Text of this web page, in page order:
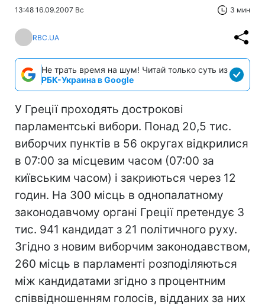
13:48 16.09.2007 Вс 3 мин
RBC.UA
Не трать время на шум! Читай только суть из
РБК-Украина в Google
У Греції проходять дострокові
парламентські вибори. Понад 20,5 тис.
виборчих пунктів в 56 округах відкрилися
в 07:00 за місцевим часом (07:00 за
київським часом) і закриються через 12
годин. На 300 місць в однопалатному
законодавчому органі Греції претендує 3
тис. 941 кандидат з 21 політичного руху.
Згідно з новим виборчим законодавством,
260 місць в парламенті розподіляються
між кандидатами згідно з процентним
співвідношенням голосів, відданих за них